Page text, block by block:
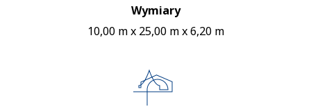
Wymiary
10,00 m x 25,00 m x 6,20 m